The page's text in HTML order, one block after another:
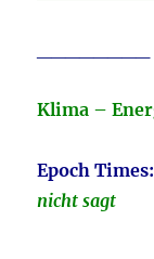
Klima –
Epoch
nicht sagt